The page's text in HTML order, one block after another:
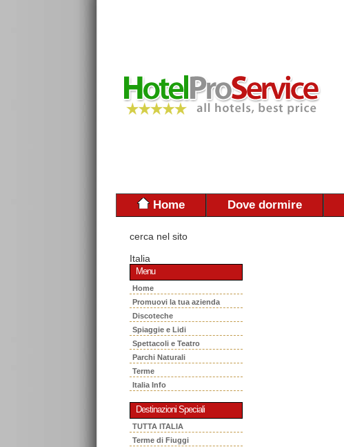
Home Dove dormire
cerca nel sito
Italia
Menu
Home
Promuovi la tua azienda
Discoteche
Spiaggie e Lidi
Spettacoli e Teatro
Parchi Naturali
Terme
Italia Info
Destinazioni Speciali
TUTTA ITALIA
Terme di Fiuggi